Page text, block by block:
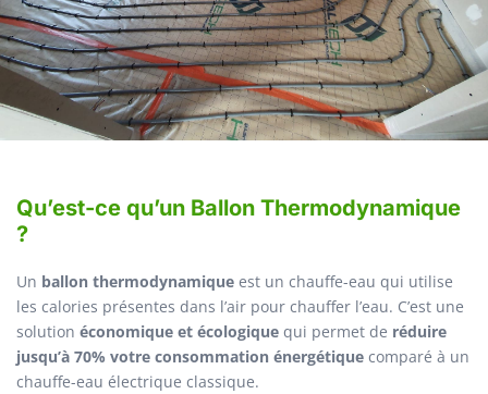
Qu’est-ce qu’un Ballon Thermodynamique
?
Un ballon thermodynamique est un chauffe-eau qui utilise
les calories présentes dans l’air pour chauffer l’eau. C’est une
solution économique et écologique qui permet de réduire
jusqu’à 70% votre consommation énergétique comparé à un
chauffe-eau électrique classique.